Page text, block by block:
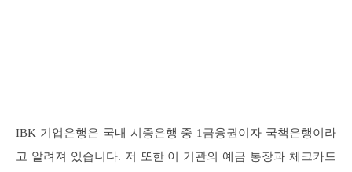
IBK 기업은행은 국내 시중은행 중 1금융권이자 국책은행이라
고 알려져 있습니다. 저 또한 이 기관의 예금 통장과 체크카드